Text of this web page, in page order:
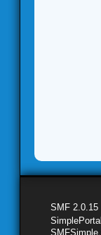
SMF 2.0.15